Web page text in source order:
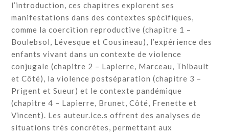
l’introduction, ces chapitres explorent ses
manifestations dans des contextes spécifiques,
comme la coercition reproductive (chapitre 1 –
Boulebsol, Lévesque et Cousineau), l’expérience des
enfants vivant dans un contexte de violence
conjugale (chapitre 2 – Lapierre, Marceau, Thibault
et Côté), la violence postséparation (chapitre 3 –
Prigent et Sueur) et le contexte pandémique
(chapitre 4 – Lapierre, Brunet, Côté, Frenette et
Vincent). Les auteur.ice.s offrent des analyses de
situations très concrètes, permettant aux